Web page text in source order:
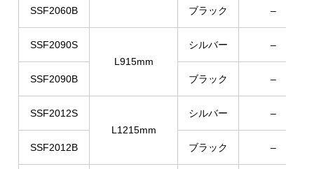
SSF2060B ブラック –
SSF2090S
L915mm
シルバー –
SSF2090B ブラック –
SSF2012S
L1215mm
シルバー –
SSF2012B ブラック –